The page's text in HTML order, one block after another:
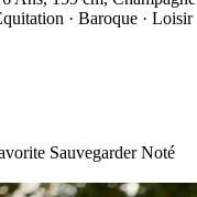
· Baroque · Loisir
Sauvegarder Noté